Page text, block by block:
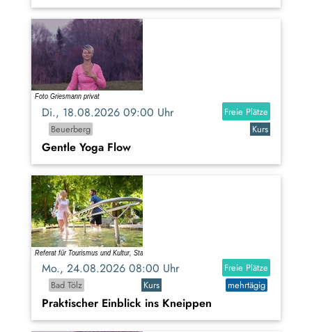
Di., 18.08.2026 09:00 Uhr
Freie Plätze
Beuerberg
Kurs
Gentle Yoga Flow
Mo., 24.08.2026 08:00 Uhr
Freie Plätze
Bad Tölz
Kurs mehrtägig
Praktischer Einblick ins Kneippen